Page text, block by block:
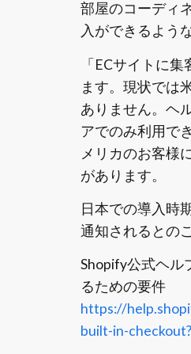
部屋のコーディ
入ができるよう
「ECサイトに
ます。現状では
ありません。ヘ
アでのみ利用で
メリカのお客様
があります。
日本での導入時
通知されるとの
Shopify公式ヘル
るための要件
https://
built-in-